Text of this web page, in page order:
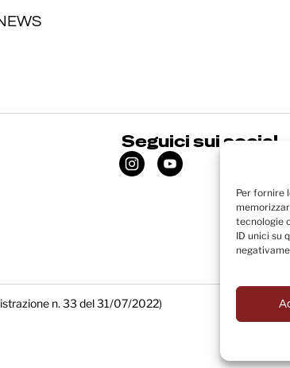
Per fornire
tecnologie
ID unici su
Seguici sui social
n. 33 del 31/07/2022)